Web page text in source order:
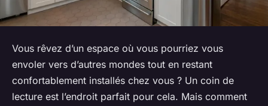
Vous rêvez d’un espace où vous pourriez vous
envoler vers d’autres mondes tout en restant
confortablement installés chez vous ? Un coin de
lecture est l’endroit parfait pour cela. Mais comment